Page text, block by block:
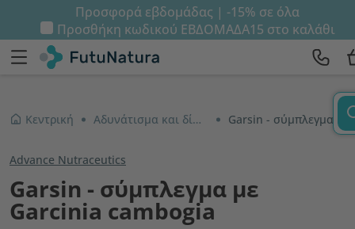
Προσφορά εβδομάδας | -15% σε όλα
Προσθήκη κωδικού ΕΒΔΟΜΑΔΑ15 στο καλάθι
Κεντρική Αδυνάτισμα και δίαιτα
Advance Nutraceutics
Garsin - σύμπλεγμα με
Garcinia cambogia